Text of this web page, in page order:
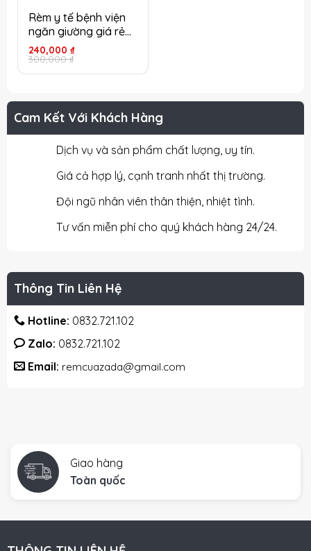
Cam Kết Với Khách Hàng
Dịch vụ và sản phẩm chất lượng, uy tín.
Giá cả hợp lý, cạnh tranh nhất thị trường.
Đội ngũ nhân viên thân thiện, nhiệt tình.
Tư vấn miễn phí cho quý khách hàng 24/24.
Thông Tin Liên Hệ
Hotline: 0832.721.102
Zalo: 0832.721.102
Email: remcuazada@gmail.com
Rèm y tế bệnh viện
ngăn giường giá rẻ
chất lượng
300,000₫
Giá
gốc
300,000 ₫.
240,000 ₫
Giá
hiện
là:
Giao hàng
Toàn quốc